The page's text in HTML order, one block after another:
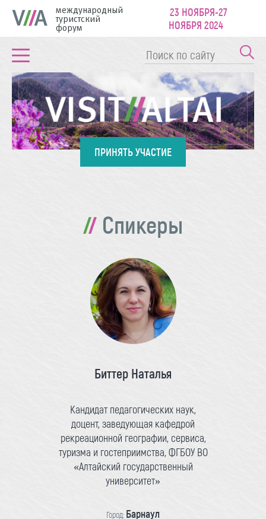
международный
туристский
форум
23 НОЯБРЯ-27
НОЯБРЯ 2024
ПРИНЯТЬ УЧАСТИЕ
Спикеры
Биттер Наталья
Кандидат педагогических наук,
доцент, заведующая кафедрой
рекреационной географии, сервиса,
туризма и гостеприимства, ФГБОУ ВО
«Алтайский государственный
университет»
Город: Барнаул